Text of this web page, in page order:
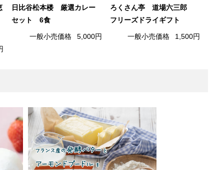
日比谷松本楼 厳選カレー
セット 6食
一般小売価格 5,000円
ろくさん亭 道場六三郎
フリーズドライギフト
一般小売価格 1,500円